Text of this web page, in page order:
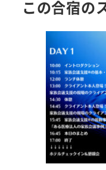
この合宿の